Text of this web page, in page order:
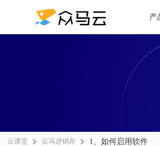
产
云课堂 众马进销存 1、如何启用软件